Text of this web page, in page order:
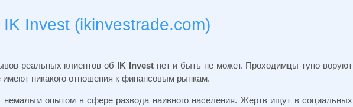
Invest (ikinvestrade.com)
реальных клиентов об IK Investнет и быть не может. Проходимцы тупо воруют
имеют никакого отношения к финансовым рынкам.
опытом в сфере развода наивного населения. Жертв ищут в социальных